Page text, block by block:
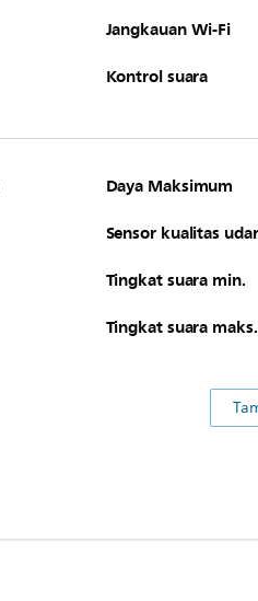
Jangkauan Wi-Fi
Kontrol suara
Daya Maksimum
Sensor kualitas
Tingkat suara min.
Tingkat suara maks.